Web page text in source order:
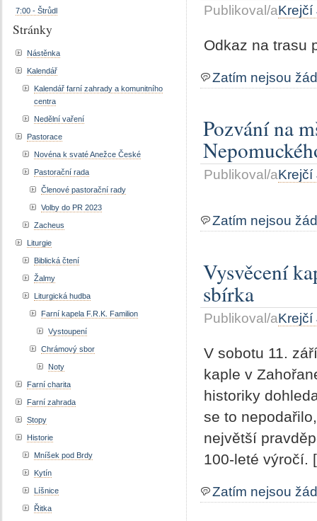
Publikoval/aKrejčí
Odkaz na trasu
Zatím nejsou
Pozvání na
Publikoval/aKrejčí
Zatím nejsou
Vysvěcení
sbírka
Publikoval/aKrejčí
V sobotu 11.
kaple v
historiky
se to
největší
100-leté výročí.
Zatím nejsou
7:00 - Štrůdl
Stránky
Nástěnka
Kalendář
Kalendář farní zahrady a komunitního
centra
Nedělní vaření
Pastorace
Novéna k svaté Anežce České
Pastorační rada
Členové pastorační rady
Volby do PR 2023
Zacheus
Liturgie
Biblická čtení
Žalmy
Liturgická hudba
Farní kapela F.R.K. Familion
Vystoupení
Chrámový sbor
Noty
Farní charita
Farní zahrada
Stopy
Historie
Mníšek pod Brdy
Kytín
Líšnice
Řitka